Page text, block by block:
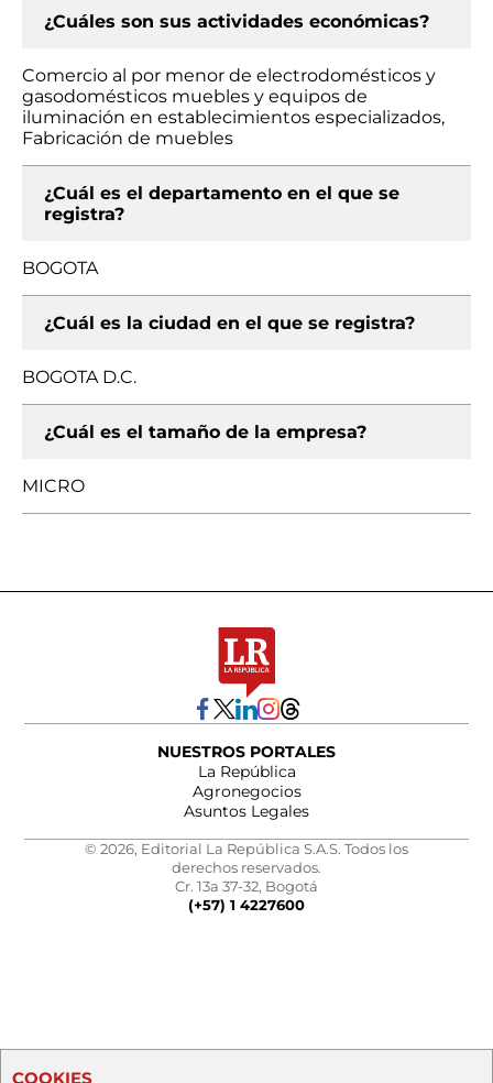
¿Cuáles son sus actividades económicas?
Comercio al por menor de electrodomésticos y
gasodomésticos muebles y equipos de
iluminación en establecimientos especializados,
Fabricación de muebles
¿Cuál es el departamento en el que se
registra?
BOGOTA
¿Cuál es la ciudad en el que se registra?
BOGOTA D.C.
¿Cuál es el tamaño de la empresa?
MICRO
NUESTROS PORTALES
La República
Agronegocios
Asuntos Legales
© 2026, Editorial La República S.A.S. Todos los
derechos reservados.
Cr. 13a 37-32, Bogotá
(+57) 1 4227600
COOKIES